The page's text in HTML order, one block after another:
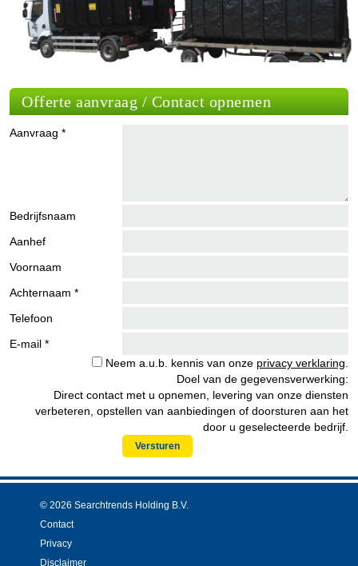
Offerte aanvraag / Contact opnemen
Aanvraag *
Bedrijfsnaam
Aanhef
Voornaam
Achternaam *
Telefoon
E-mail *
Neem a.u.b. kennis van onze privacy verklaring
Doel van de gegevensverwerking:
Direct contact met u opnemen, levering van onze diensten
verbeteren, opstellen van aanbiedingen of doorsturen aan het
door u geselecteerde bedrijf.
Versturen
© 2026 Searchtrends Holding B.V.
Contact
Privacy
Disclaimer